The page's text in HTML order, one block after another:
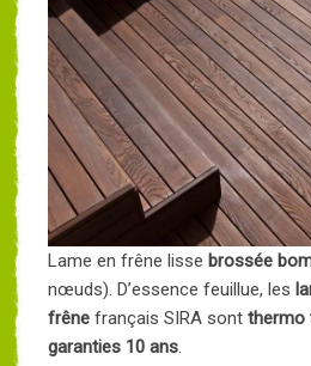
Lame en frêne lisse brossée
nœuds). D’essence feuillue, les
frêne français SIRA sont thermo
garanties 10 ans.